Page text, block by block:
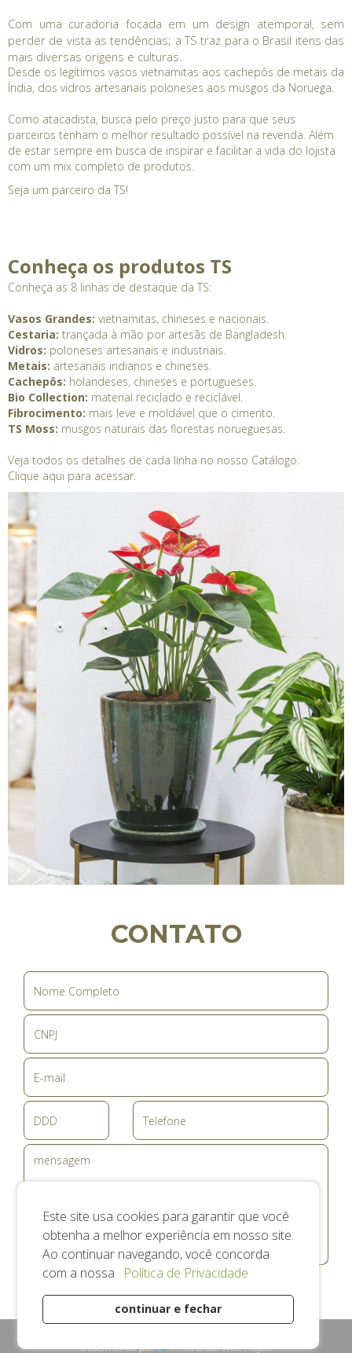
Este site usa cookies para garantir que você
obtenha a melhor experiência em nosso site.
Ao continuar navegando, você concorda
com a nossa
Política de Privacidade
continuar e fechar
Com uma curadoria focada em um design atemporal, sem
perder de vista as tendências; a TS traz para o Brasil itens das
mais diversas origens e culturas.
Desde os legítimos vasos vietnamitas aos cachepôs de metais da
Índia, dos vidros artesanais poloneses aos musgos da Noruega.
Como atacadista, busca pelo preço justo para que seus
parceiros tenham o melhor resultado possível na revenda. Além
de estar sempre em busca de inspirar e facilitar a vida do lojista
com um mix completo de produtos.
Seja um parceiro da TS!
Conheça os produtos TS
Conheça as 8 linhas de destaque da TS:
Vasos Grandes: vietnamitas, chineses e nacionais.
Cestaria: trançada à mão por artesãs de Bangladesh.
Vidros: poloneses artesanais e industriais.
Metais: artesanais indianos e chineses.
Cachepôs: holandeses, chineses e portugueses.
Bio Collection: material reciclado e reciclável.
Fibrocimento: mais leve e moldável que o cimento.
TS Moss: musgos naturais das florestas norueguesas.
Veja todos os detalhes de cada linha no nosso Catálogo.
Clique aqui para acessar.
CONTATO
ENVIAR
ACESSE NOSSAS REDES SOCIAIS:
Desenvolvido por Via Brasil Web Project